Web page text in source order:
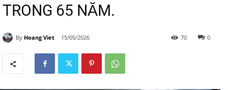
TRONG 65 NĂM.
By Hoang Viet 15/05/2026 0
70